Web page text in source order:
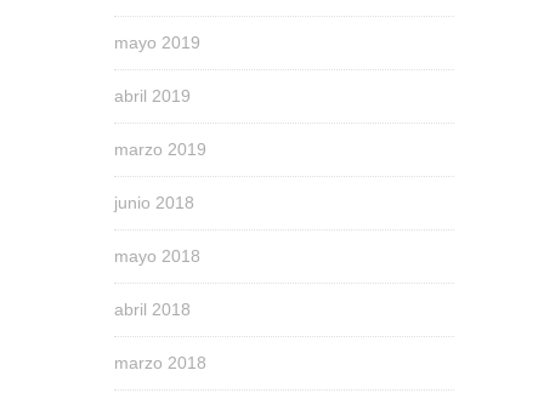
mayo 2019
abril 2019
marzo 2019
junio 2018
mayo 2018
abril 2018
marzo 2018